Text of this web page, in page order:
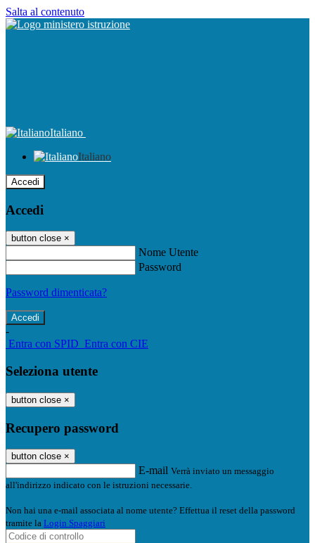
Salta al contenuto
Italiano
Italiano
Accedi
Accedi
button close ×
Nome Utente
Password
Password dimenticata?
-
Entra con SPID Entra con CIE
Seleziona utente
button close ×
Recupero password
button close ×
E-mail Verrà inviato un messaggio
all'indirizzo indicato con le istruzioni necessarie.
Non hai una e-mail associata al nome utente? Effettua il reset della password
tramite la Login Spaggiari